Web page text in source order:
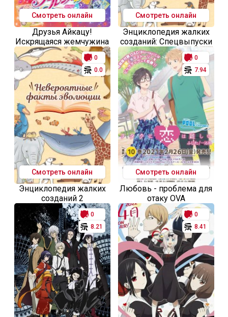
Смотреть онлайн
Друзья Айкацу!
Искрящаяся жемчужина
Смотреть онлайн
Энциклопедия жалких
созданий: Спецвыпуски
0
0.0
Смотреть онлайн
Энциклопедия жалких
созданий 2
0
7.94
Смотреть онлайн
Любовь - проблема для
отаку OVA
0
8.21
0
8.41